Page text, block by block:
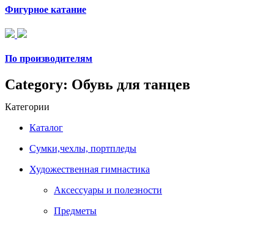
Фигурное катание
По производителям
Category: Обувь для танцев
Категории
Каталог
Сумки,чехлы, портпледы
Художественная гимнастика
Аксессуары и полезности
Предметы